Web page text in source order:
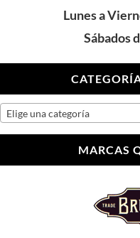
Lunes a
Sábados
Elige una categoría
MARCAS